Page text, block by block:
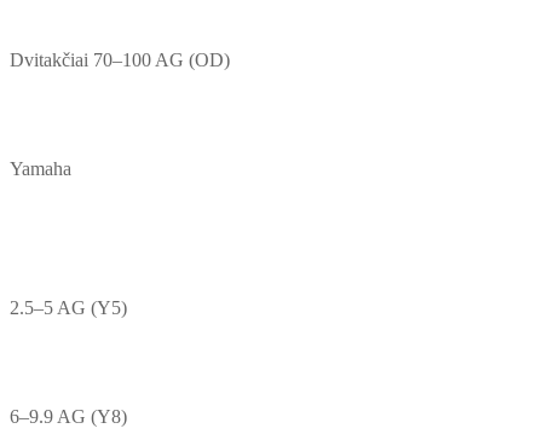
Dvitakčiai 70–100 AG (OD)
Yamaha
2.5–5 AG (Y5)
6–9.9 AG (Y8)